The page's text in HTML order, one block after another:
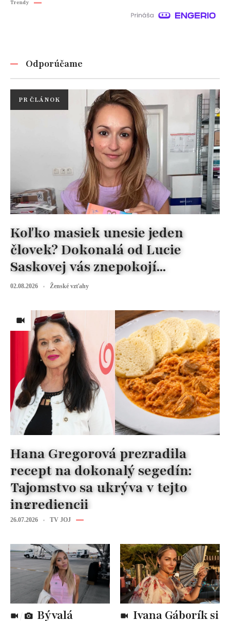
Trendy
Odporúčame
PR ČLÁNOK
Koľko masiek unesie jeden
človek? Dokonalá od Lucie
Saskovej vás znepokojí...
02.08.2026 Ženské vzťahy
Hana Gregorová prezradila
recept na dokonalý segedín:
Tajomstvo sa ukrýva v tejto
ingrediencii
26.07.2026 TV JOJ